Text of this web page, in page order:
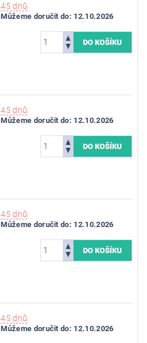
45 dnů
Můžeme doručit do: 12.10.2026
45 dnů
Můžeme doručit do: 12.10.2026
45 dnů
Můžeme doručit do: 12.10.2026
45 dnů
Můžeme doručit do: 12.10.2026